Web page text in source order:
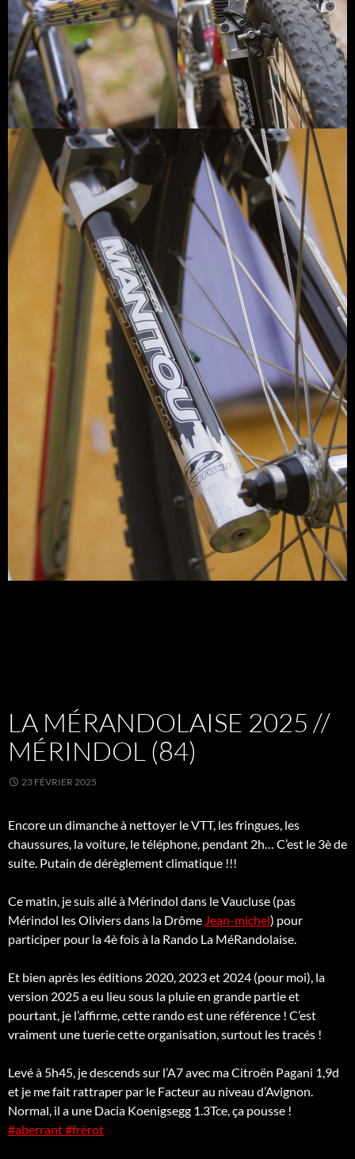
LA MÉRANDOLAISE 2025 //
MÉRINDOL (84)
23 FÉVRIER 2025
Encore un dimanche à nettoyer le VTT, les fringues, les
chaussures, la voiture, le téléphone, pendant 2h… C’est le 3è de
suite. Putain de dérèglement climatique !!!
Ce matin, je suis allé à Mérindol dans le Vaucluse (pas
Mérindol les Oliviers dans la Drôme Jean-michel) pour
participer pour la 4è fois à la Rando La MéRandolaise.
Et bien après les éditions 2020, 2023 et 2024 (pour moi), la
version 2025 a eu lieu sous la pluie en grande partie et
pourtant, je l’affirme, cette rando est une référence ! C’est
vraiment une tuerie cette organisation, surtout les tracés !
Levé à 5h45, je descends sur l’A7 avec ma Citroën Pagani 1,9d
et je me fait rattraper par le Facteur au niveau d’Avignon.
Normal, il a une Dacia Koenigsegg 1.3Tce, ça pousse !
#aberrant#frèrot